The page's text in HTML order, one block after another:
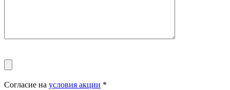
Согласие на условия акции *